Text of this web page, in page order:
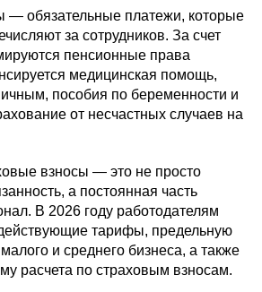
— обязательные платежи, которые
за сотрудников. За счет
пенсионные права
медицинская помощь,
пособия по беременности и
от несчастных случаев на
взносы — это не просто
а постоянная часть
В 2026 году работодателям
тарифы, предельную
и среднего бизнеса, а также
расчета по страховым взносам.